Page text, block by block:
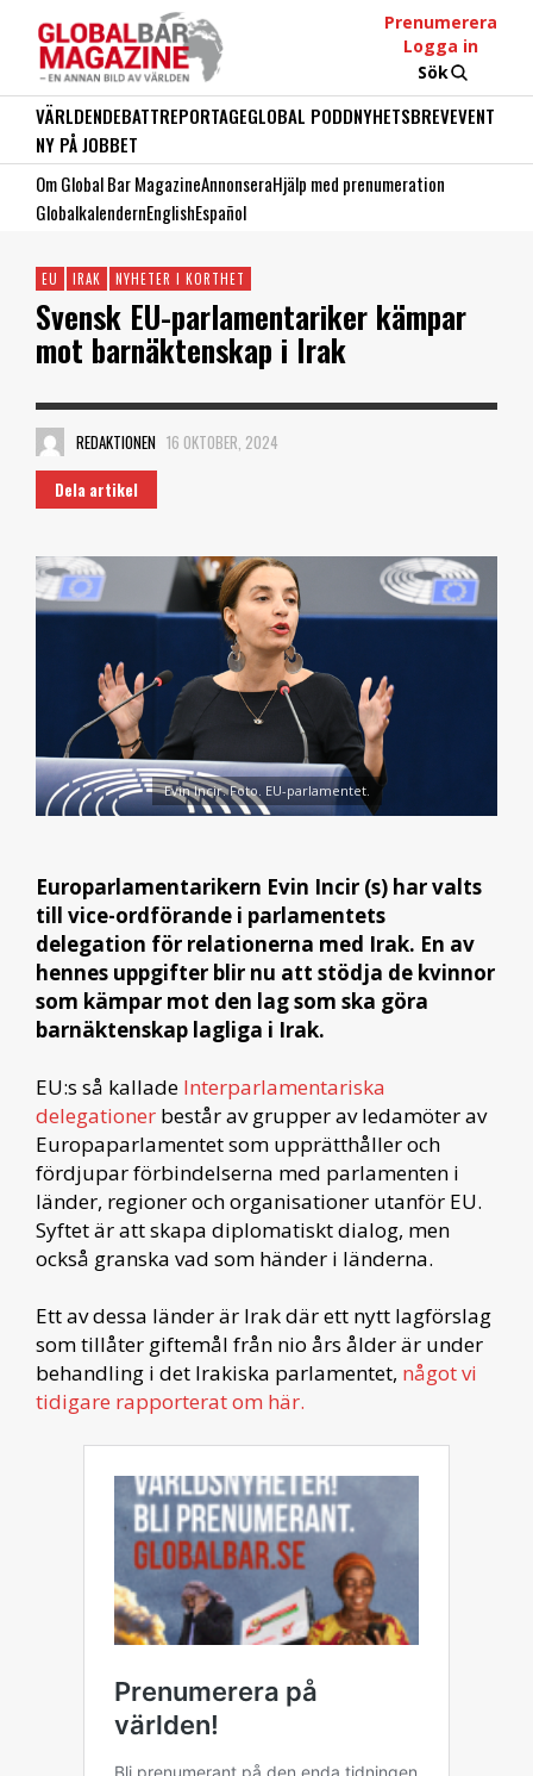
Prenumerera
Logga in
Sök
VÄRLDENDEBATTREPORTAGEGLOBAL PODDNYHETSBREVEVENT
NY PÅ JOBBET
Om Global Bar MagazineAnnonseraHjälp med prenumeration
GlobalkalendernEnglishEspañol
EU IRAK NYHETER I KORTHET
Svensk EU-parlamentariker kämpar
mot barnäktenskap i Irak
REDAKTIONEN 16 OKTOBER, 2024
Dela artikel
Evin Incir. Foto. EU-parlamentet.
Europarlamentarikern Evin Incir (s) har valts
till vice-ordförande i parlamentets
delegation för relationerna med Irak. En av
hennes uppgifter blir nu att stödja de kvinnor
som kämpar mot den lag som ska göra
barnäktenskap lagliga i Irak.
EU:s så kallade Interparlamentariska
delegationer består av grupper av ledamöter av
Europaparlamentet som upprätthåller och
fördjupar förbindelserna med parlamenten i
länder, regioner och organisationer utanför EU.
Syftet är att skapa diplomatiskt dialog, men
också granska vad som händer i länderna.
Ett av dessa länder är Irak där ett nytt lagförslag
som tillåter giftemål från nio års ålder är under
behandling i det Irakiska parlamentet, något vi
tidigare rapporterat om här.